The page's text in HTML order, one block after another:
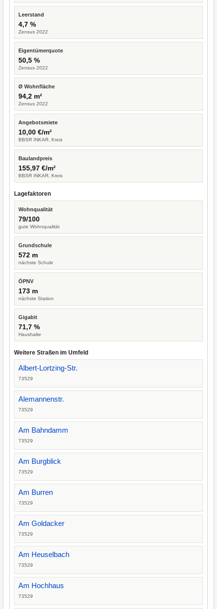
Leerstand
4,7 %
Zensus 2022
Eigentümerquote
50,5 %
Zensus 2022
Ø Wohnfläche
94,2 m²
Zensus 2022
Angebotsmiete
10,00 €/m²
BBSR INKAR, Kreis
Baulandpreis
155,97 €/m²
BBSR INKAR, Kreis
Lagefaktoren
Wohnqualität
79/100
gute Wohnqualität
Grundschule
572 m
nächste Schule
ÖPNV
173 m
nächste Station
Gigabit
71,7 %
Haushalte
Weitere Straßen im Umfeld
Albert-Lortzing-Str.
73529
Alemannenstr.
73529
Am Bahndamm
73529
Am Burgblick
73529
Am Burren
73529
Am Goldacker
73529
Am Heuselbach
73529
Am Hochhaus
73529